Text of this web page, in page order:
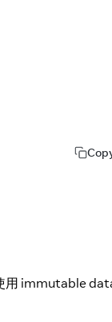
用 immutable